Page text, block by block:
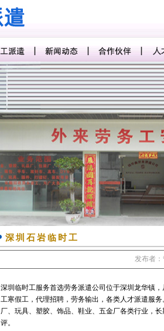
深圳石岩临时工
发布者
深圳临时工服务首选劳务派遣公司位于深圳龙华镇
工寒假工，代理招聘，劳务输出，各类人才派遣服
厂、玩具、塑胶、饰品、鞋业、五金厂各类行业，
评。